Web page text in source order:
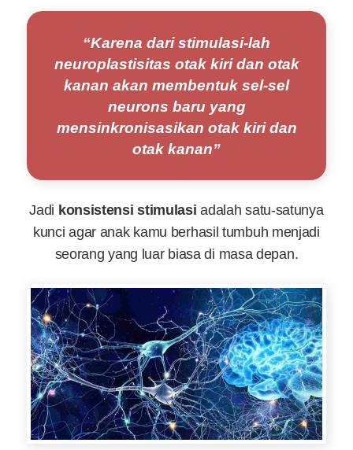
“Karena dari stimulasi-lah
neuroplastisitas otak kiri dan otak
kanan akan membentuk sel-sel
neurons baru yang
mensinkronisasikan otak kiri dan
otak kanan”
Jadi konsistensi stimulasi adalah satu-satunya
kunci agar anak kamu berhasil tumbuh menjadi
seorang yang luar biasa di masa depan.